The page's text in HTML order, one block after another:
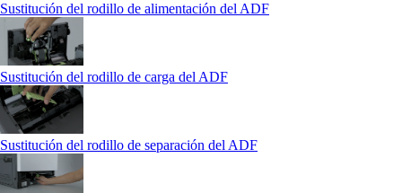
Sustitución del rodillo de alimentación del ADF
Sustitución del rodillo de carga del ADF
Sustitución del rodillo de separación del ADF